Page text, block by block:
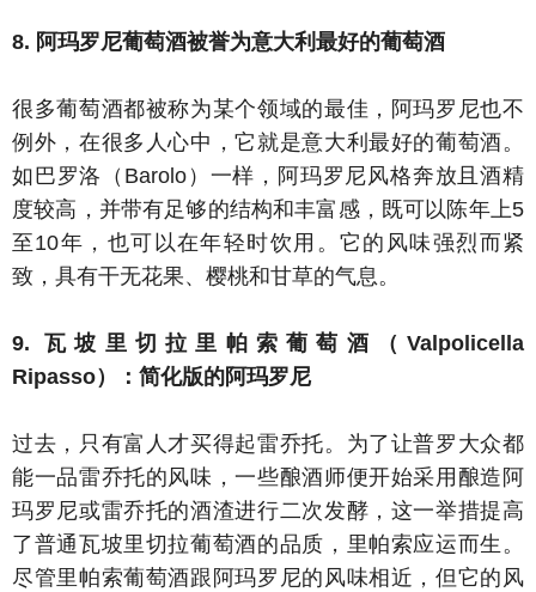
8. 阿玛罗尼葡萄酒被誉为意大利最好的葡萄酒
很多葡萄酒都被称为某个领域的最佳，阿玛罗尼也不
例外，在很多人心中，它就是意大利最好的葡萄酒。
如巴罗洛（Barolo）一样，阿玛罗尼风格奔放且酒精
度较高，并带有足够的结构和丰富感，既可以陈年上5
至10年，也可以在年轻时饮用。它的风味强烈而紧
致，具有干无花果、樱桃和甘草的气息。
9. 瓦坡里切拉里帕索葡萄酒（Valpolicella
Ripasso）：简化版的阿玛罗尼
过去，只有富人才买得起雷乔托。为了让普罗大众都
能一品雷乔托的风味，一些酿酒师便开始采用酿造阿
玛罗尼或雷乔托的酒渣进行二次发酵，这一举措提高
了普通瓦坡里切拉葡萄酒的品质，里帕索应运而生。
尽管里帕索葡萄酒跟阿玛罗尼的风味相近，但它的风